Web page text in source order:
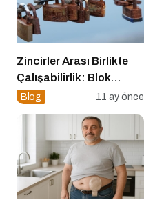
Zincirler Arası Birlikte
Çalışabilirlik: Blok
Zincirlerin Geleceği
Blog 11 ay önce